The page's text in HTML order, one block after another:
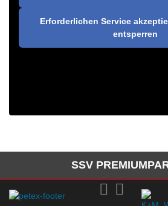
Erforderlichen Service
entsperren
SSV